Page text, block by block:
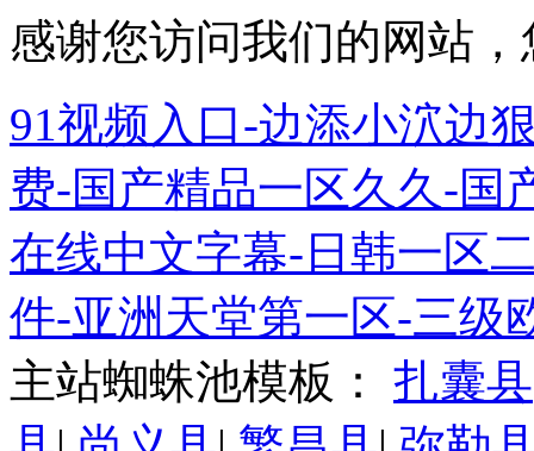
感谢您访问我们的网站
91视频入口-边添小泬边
费-国产精品一区久久-国
在线中文字幕-日韩一区
件-亚洲天堂第一区-三级
主站蜘蛛池模板： 扎囊县